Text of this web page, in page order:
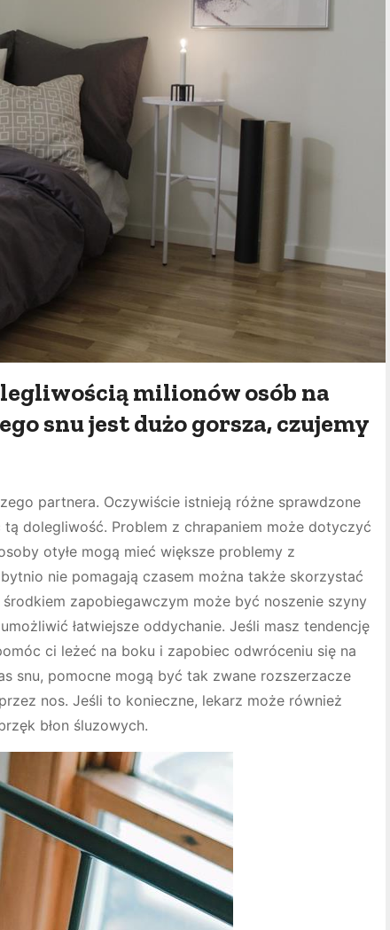
milionów osób na
snu jest dużo gorsza, czujemy
partnera. Oczywiście istnieją różne sprawdzone
dolegliwość. Problem z chrapaniem może dotyczyć
otyłe mogą mieć większe problemy z
nie pomagają czasem można także skorzystać
zapobiegawczym może być noszenie szyny
łatwiejsze oddychanie. Jeśli masz tendencję
ci leżeć na boku i zapobiec odwróceniu się na
snu, pomocne mogą być tak zwane rozszerzacze
nos. Jeśli to konieczne, lekarz może również
błon śluzowych.